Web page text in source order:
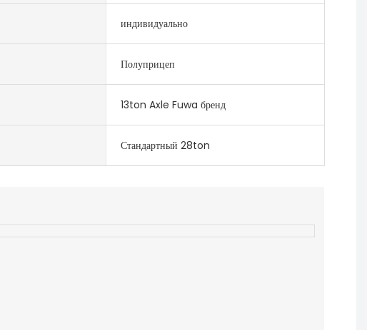
индивидуально
Полуприцеп
13ton Axle Fuwa бренд
Стандартный 28ton